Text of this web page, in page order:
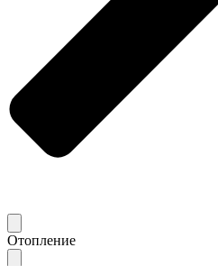
Отопление